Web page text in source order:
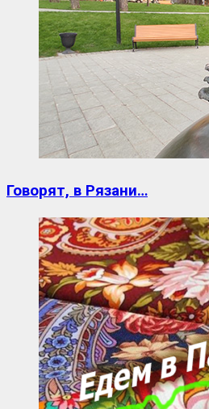
Говорят, в Рязани…